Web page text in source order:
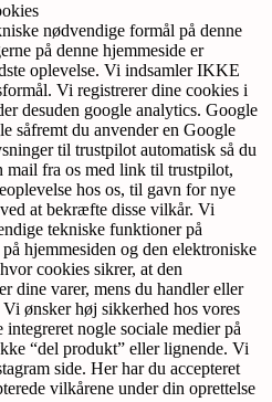
nødvendige formål på denne
på denne hjemmeside er
oplevelse. Vi indsamler IKKE
Vi registrerer dine cookies i
desuden google analytics. Google
såfremt du anvender en Google
til trustpilot automatisk så du
mail fra os med link til trustpilot,
hos os, til gavn for nye
at bekræfte disse vilkår. Vi
tekniske funktioner på
hjemmesiden og den elektroniske
cookies sikrer, at den
dine varer, mens du handler eller
ønsker høj sikkerhed hos vores
nogle sociale medier på
“del produkt” eller lignende. Vi
side. Her har du accepteret
vilkårene under din oprettelse